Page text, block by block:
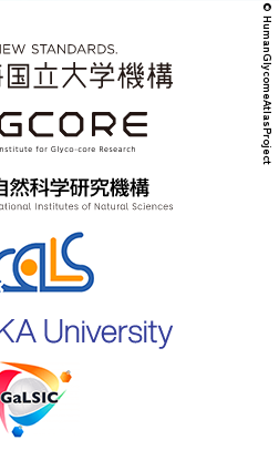
© HumanGlycomeAtlasProject